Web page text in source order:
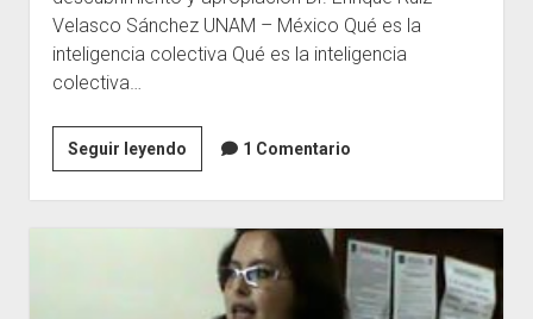
Velasco Sánchez UNAM – México Qué es la
inteligencia colectiva Qué es la inteligencia
colectiva…
Seguir leyendoInteligencia
colectiva
verde
1 Comentario